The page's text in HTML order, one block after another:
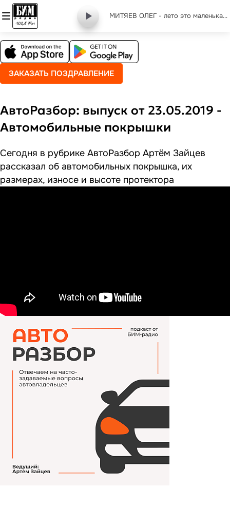
МИТЯЕВ ОЛЕГ - лето это маленькая жизнь
ЗАКАЗАТЬ ПОЗДРАВЛЕНИЕ
АвтоРазбор: выпуск от 23.05.2019 -
Автомобильные покрышки
Сегодня в рубрике АвтоРазбор Артём Зайцев
рассказал об автомобильных покрышка, их
размерах, износе и высоте протектора